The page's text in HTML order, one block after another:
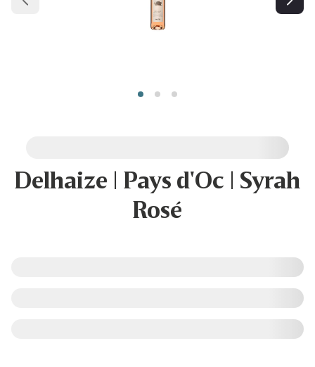
Delhaize | Pays d'Oc | Syrah
Rosé